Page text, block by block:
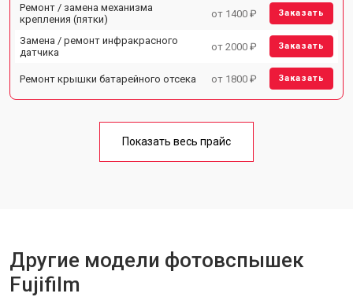
Ремонт / замена механизма
крепления (пятки)
от 1400 ₽ Заказать
Замена / ремонт инфракрасного
датчика
от 2000 ₽ Заказать
Ремонт крышки батарейного отсека от 1800 ₽ Заказать
Показать весь прайс
Другие модели фотовспышек
Fujifilm